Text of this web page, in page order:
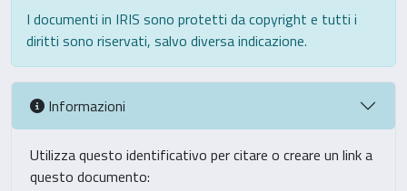
I documenti in IRIS sono protetti da copyright e tutti i
diritti sono riservati, salvo diversa indicazione.
Informazioni
Utilizza questo identificativo per citare o creare un link a
questo documento: